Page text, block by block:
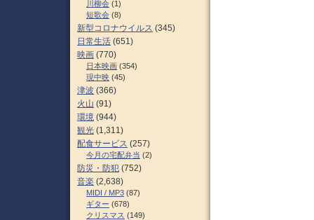
川柳会 (1)
短歌会 (8)
新型コロナウイルス (345)
日常生活 (651)
映画 (770)
日本映画 (354)
現中映 (45)
津波 (366)
火山 (91)
環境 (944)
観光 (1,311)
配食サービス (257)
今月の宅配弁当 (2)
防災・防犯 (752)
音楽 (2,638)
MIDI / MP3 (87)
ギター (678)
クリスマス (149)